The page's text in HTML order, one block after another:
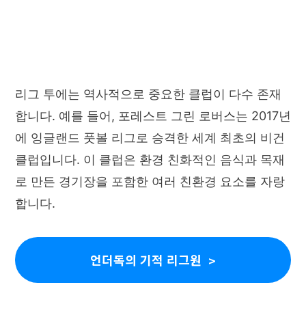
리그 투에는 역사적으로 중요한 클럽이 다수 존재
합니다. 예를 들어, 포레스트 그린 로버스는 2017년
에 잉글랜드 풋볼 리그로 승격한 세계 최초의 비건
클럽입니다. 이 클럽은 환경 친화적인 음식과 목재
로 만든 경기장을 포함한 여러 친환경 요소를 자랑
합니다.
언더독의 기적 리그원